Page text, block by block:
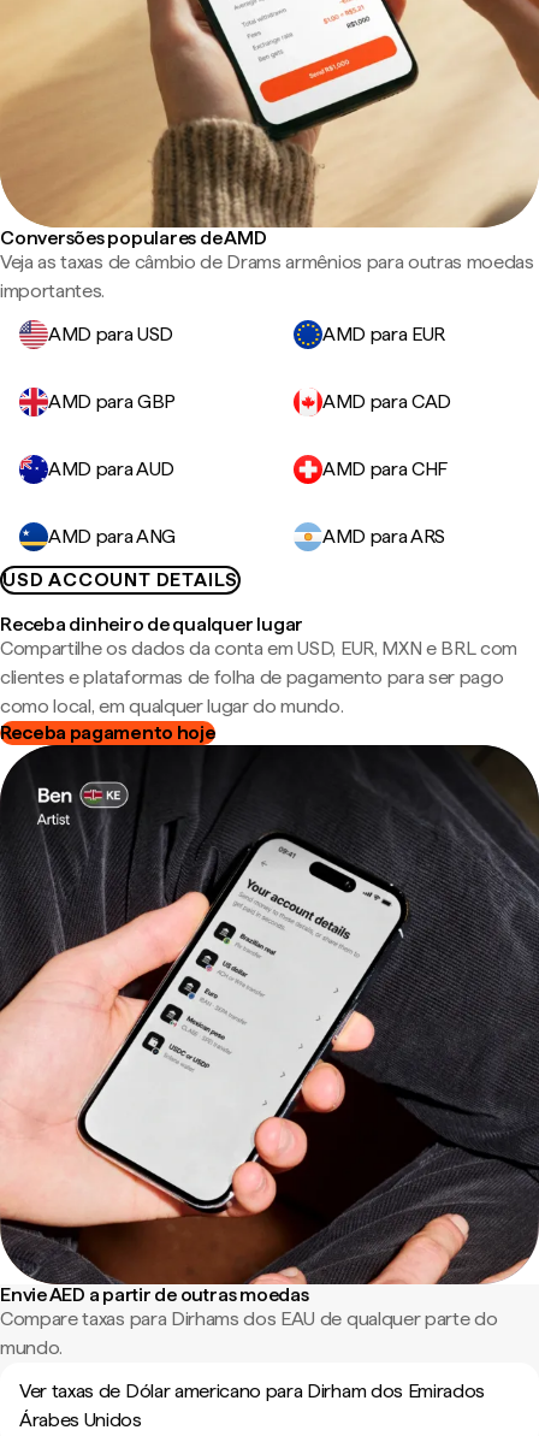
Conversões populares de AMD
Veja as taxas de câmbio de Drams armênios para outras moedas
importantes.
AMD para USD
AMD para EUR
AMD para GBP AMD para CAD
AMD para AUD AMD para CHF
AMD para ANG
AMD para ARS
USD ACCOUNT DETAILS
Receba dinheiro de qualquer lugar
Compartilhe os dados da conta em USD, EUR, MXN e BRL com
clientes e plataformas de folha de pagamento para ser pago
como local, em qualquer lugar do mundo.
Receba pagamento hoje
Envie AED a partir de outras moedas
Compare taxas para Dirhams dos EAU de qualquer parte do
mundo.
Ver taxas de Dólar americano para Dirham dos Emirados
Árabes Unidos